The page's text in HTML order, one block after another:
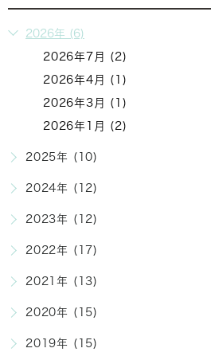
2026年 (6)
2026年7月 (2)
2026年4月 (1)
2026年3月 (1)
2026年1月 (2)
2025年 (10)
2024年 (12)
2023年 (12)
2022年 (17)
2021年 (13)
2020年 (15)
2019年 (15)